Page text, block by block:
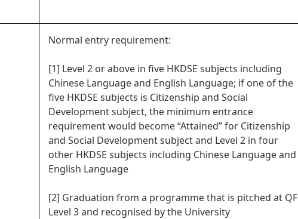
Normal entry requirement:
[1] Level 2 or above in five HKDSE subjects including
Chinese Language and English Language; if one of the
five HKDSE subjects is Citizenship and Social
Development subject, the minimum entrance
requirement would become “Attained” for Citizenship
and Social Development subject and Level 2 in four
other HKDSE subjects including Chinese Language and
English Language
[2] Graduation from a programme that is pitched at QF
Level 3 and recognised by the University